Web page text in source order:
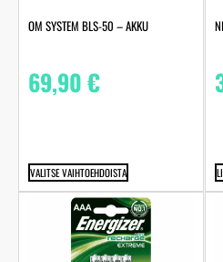
OM SYSTEM BLS-50 – AKKU
69,90€
VALITSE VAIHTOEHDOISTA